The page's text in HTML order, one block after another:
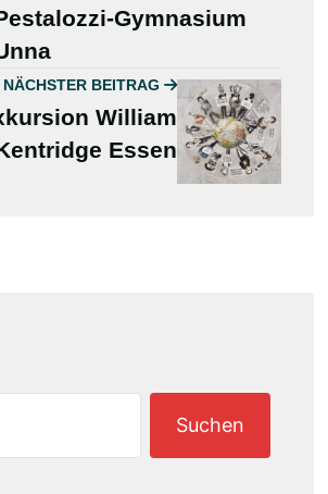
Gymnasium
NÄCHSTER BEITRAG
William
Essen
Suchen